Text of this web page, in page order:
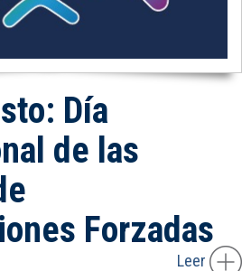
Día
de las
Forzadas
Leer